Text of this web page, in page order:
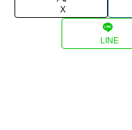
X
LINE